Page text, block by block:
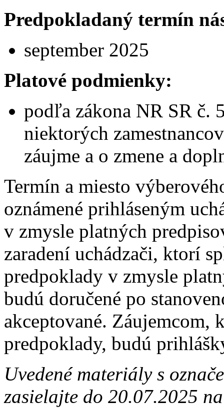
Predpokladaný termín
september 2025
Platové podmienky:
podľa zákona NR SR č.
niektorých
záujme a o zmene a
Termín a miesto
oznámené prihláseným
v zmysle platných
zaradení uchádzači, ktorí
predpoklady v zmysle
budú doručené po
akceptované.
predpoklady, budú
Uvedené materiály s
zasielajte do 20.07.2025